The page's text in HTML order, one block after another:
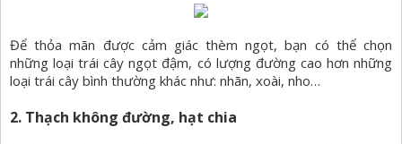
Để thỏa mãn được cảm giác thèm ngọt, bạn có thể chọn
những loại trái cây ngọt đậm, có lượng đường cao hơn những
loại trái cây bình thường khác như: nhãn, xoài, nho…
2. Thạch không đường, hạt chia